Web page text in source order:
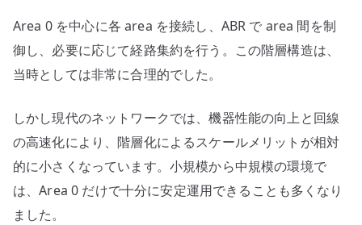
Area 0 を中心に各 area を接続し、ABR で area 間を制
御し、必要に応じて経路集約を行う。この階層構造は、
当時としては非常に合理的でした。
しかし現代のネットワークでは、機器性能の向上と回線
の高速化により、階層化によるスケールメリットが相対
的に小さくなっています。小規模から中規模の環境で
は、Area 0 だけで十分に安定運用できることも多くなり
ました。